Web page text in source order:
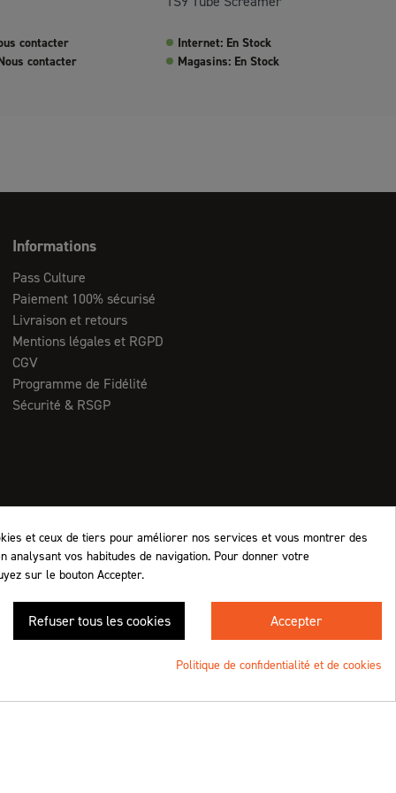
contacter
contacter
Internet: En Stock
Magasins: En Stock
Informations
Pass Culture
Paiement 100% sécurisé
Livraison et retours
Mentions légales et RGPD
CGV
Programme de Fidélité
Sécurité & RSGP
Retrouvez-nous !
et ceux de tiers pour améliorer nos services et vous montrer des
analysant vos habitudes de navigation. Pour donner votre
sur le bouton Accepter.
Accepter
Refuser tous les cookies
Politique de confidentialité et de cookies
★★★★★